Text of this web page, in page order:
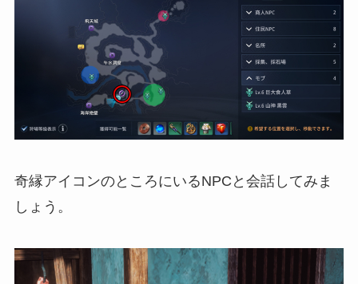
奇縁アイコンのところにいるNPCと会話してみま
しょう。